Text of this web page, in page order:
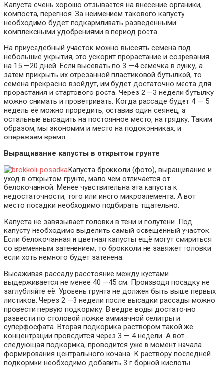
Капуста очень хорошо отзывается на внесение органики,
компоста, перегноя. За неимением такового капусту
необходимо будет подкармливать разведёнными
комплексными удобрениями в период роста.
На приусадебный участок можно высеять семена под
небольшие укрытия, это ускорит прорастание и созревания
на 15 —20 дней. Если высевать по 3 —4 семечка в лунку, а
затем прикрыть их отрезанной пластиковой бутылкой, то
семена прекрасно взойдут, им будет достаточно места для
прорастания и стартового роста. Через 2 —3 недели бутылку
можно снимать и проветривать. Когда рассаде будет 4 — 5
недель её можно проредить, оставив один сеянец, а
остальные высадить на постоянное место, на грядку. Таким
образом, мы экономим и место на подоконниках, и
опережаем время.
Выращивание капусты в открытом грунте
Капуста брокколи (фото), выращивание и
уход в открытом грунте, мало чем отличается от
белокочанной. Менее чувствительна эта капуста к
недостаточности, того или иного микроэлемента. А вот
место посадки необходимо подбирать тщательно.
Капуста не завязывает головки в тени и полутени. Под
капусту необходимо выделить самый освещённый участок.
Если белокочанная и цветная капусты ещё могут смириться
со временным затенением, то брокколи не завяжет головки
если хоть немного будет затенена.
Высаживая рассаду расстояние между кустами
выдерживается не менее 40 —45 см. Производя посадку не
заглубляйте её. Уровень грунта не должен быть выше первых
листиков. Через 2 —3 недели после высадки рассады можно
провести первую подкормку. В ведре воды достаточно
развести по столовой ложке аммиачной селитры и
суперфосфата. Вторая подкормка раствором такой же
концентрации проводится через 3 — 4 недели. А вот
следующая подкормка, проводится уже в момент начала
формирования центрального кочана. К раствору последней
подкормки необходимо добавить 3 г борной кислоты.